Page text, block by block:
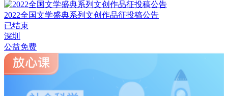
2022全国文学盛典系列文创作品征投稿公告
已结束
深圳
公益免费